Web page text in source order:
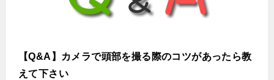
【Q&A】カメラで頭部を撮る際のコツがあったら教
えて下さい